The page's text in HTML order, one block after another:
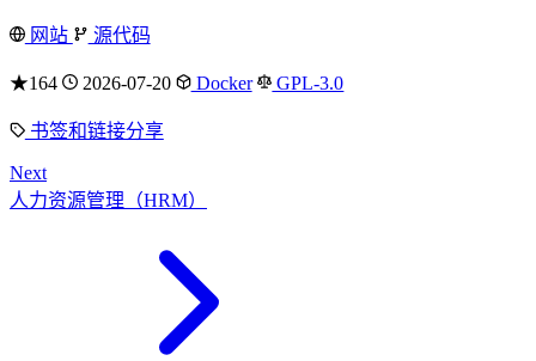
网站 源代码
★164 2026-07-20 Docker GPL-3.0
书签和链接分享
Next
人力资源管理（HRM）